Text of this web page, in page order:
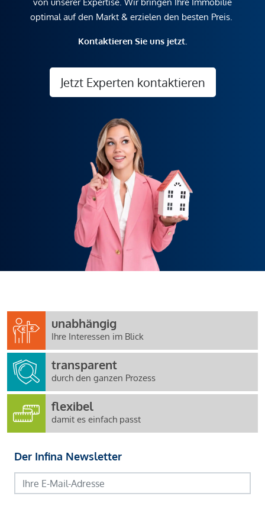
optimal auf den Markt & erzielen den besten Preis.
Kontaktieren Sie uns jetzt.
Jetzt Experten kontaktieren
unabhängig
Ihre Interessen im Blick
transparent
durch den ganzen Prozess
flexibel
damit es einfach passt
Der Infina Newsletter